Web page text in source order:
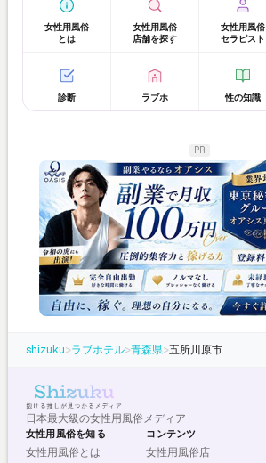
女性用風俗
とは
女性用風俗
店舗を探す
女性用風俗
セラピスト
診断 ラブホ 性の知識
PR
shizuku>ラブホテル>青森県>五所川原市
日本最大級の女性用風俗メディア
女性用風俗を知る
女性用風俗とは
コンテンツ
女性用風俗店